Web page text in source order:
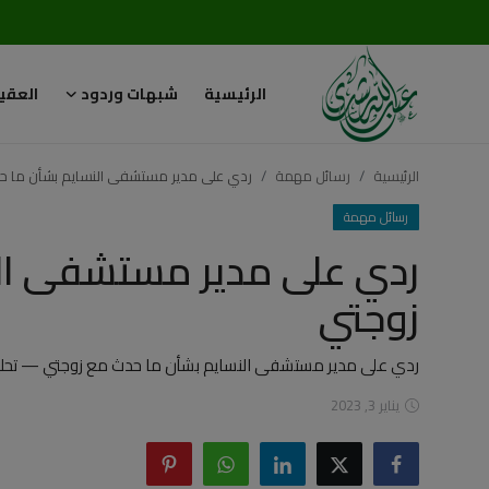
الرئيسية شبهات وردود
تسجيل
الدخول
شبهات وردود
العقيدة الإسلامية
رسائل مهمة
أحكام وفتاوى
الرئيسية رسائل مهمة ردي على مدير مستشفى النسايم بشأن
رسائل مهمة
ردي على مدير مستشفى
زوجتي
ردي على مدير مستشفى النسايم بشأن ما حدث مع زوجتي —
يناير 3, 2023